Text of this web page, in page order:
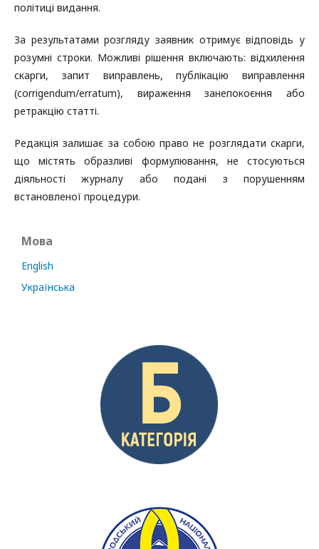
політиці видання.
За результатами розгляду заявник отримує відповідь у
розумні строки. Можливі рішення включають: відхилення
скарги, запит виправлень, публікацію виправлення
(corrigendum/erratum), вираження занепокоєння або
ретракцію статті.
Редакція залишає за собою право не розглядати скарги,
що містять образливі формулювання, не стосуються
діяльності журналу або подані з порушенням
встановленої процедури.
Мова
English
Українська